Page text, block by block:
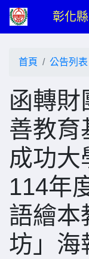
彰化
首頁 公告列表
函轉財
善教育
成功大
114年
語繪本
坊」海